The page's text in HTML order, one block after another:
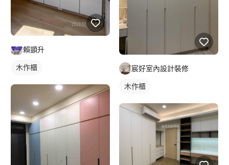
賴顗升
木作櫃 宸好室內設計裝修
木作櫃